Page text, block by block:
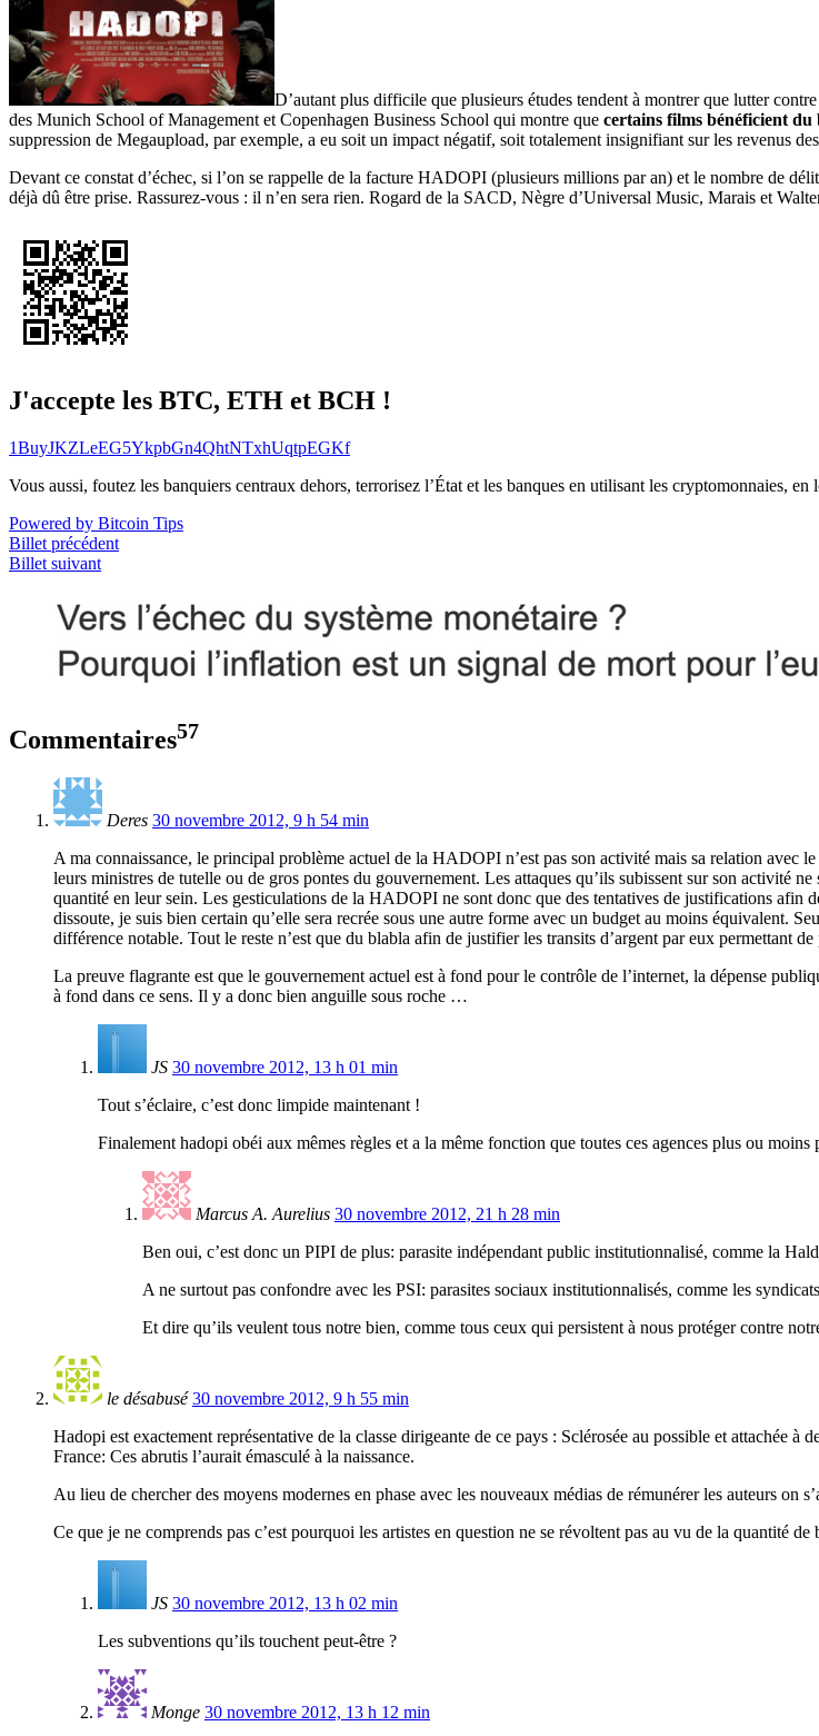
D’autant plus difficile que plusieurs études tendent à montrer que lutter
des Munich School of Management et Copenhagen Business School qui montre que certains films bénéficient
suppression de Megaupload, par exemple, a eu soit un impact négatif, soit totalement insignifiant sur les revenus
Devant ce constat d’échec, si l’on se rappelle de la facture HADOPI (plusieurs millions par an) et le nombre de
déjà dû être prise. Rassurez-vous : il n’en sera rien. Rogard de la SACD, Nègre d’Universal Music, Marais et
J'accepte les BTC, ETH et BCH !
1BuyJKZLeEG5YkpbGn4QhtNTxhUqtpEGKf
Vous aussi, foutez les banquiers centraux dehors, terrorisez l’État et les banques en utilisant les cryptomonnaies,
Powered by Bitcoin Tips
Billet précédent
Billet suivant
Commentaires57
Deres 30 novembre 2012, 9 h 54 min
A ma connaissance, le principal problème actuel de la HADOPI n’est pas son activité mais sa relation avec
leurs ministres de tutelle ou de gros pontes du gouvernement. Les attaques qu’ils subissent sur son activité
quantité en leur sein. Les gesticulations de la HADOPI ne sont donc que des tentatives de justifications
dissoute, je suis bien certain qu’elle sera recrée sous une autre forme avec un budget au moins équivalent.
différence notable. Tout le reste n’est que du blabla afin de justifier les transits d’argent par eux permettant
La preuve flagrante est que le gouvernement actuel est à fond pour le contrôle de l’internet, la dépense
à fond dans ce sens. Il y a donc bien anguille sous roche …
JS 30 novembre 2012, 13 h 01 min
Tout s’éclaire, c’est donc limpide maintenant !
Finalement hadopi obéi aux mêmes règles et a la même fonction que toutes ces agences plus ou
Marcus A. Aurelius 30 novembre 2012, 21 h 28 min
Ben oui, c’est donc un PIPI de plus: parasite indépendant public institutionnalisé, comme la
A ne surtout pas confondre avec les PSI: parasites sociaux institutionnalisés, comme les
Et dire qu’ils veulent tous notre bien, comme tous ceux qui persistent à nous protéger contre
le désabusé 30 novembre 2012, 9 h 55 min
Hadopi est exactement représentative de la classe dirigeante de ce pays : Sclérosée au possible et attachée
France: Ces abrutis l’aurait émasculé à la naissance.
Au lieu de chercher des moyens modernes en phase avec les nouveaux médias de rémunérer les auteurs on
Ce que je ne comprends pas c’est pourquoi les artistes en question ne se révoltent pas au vu de la quantité
JS 30 novembre 2012, 13 h 02 min
Les subventions qu’ils touchent peut-être ?
Monge 30 novembre 2012, 13 h 12 min